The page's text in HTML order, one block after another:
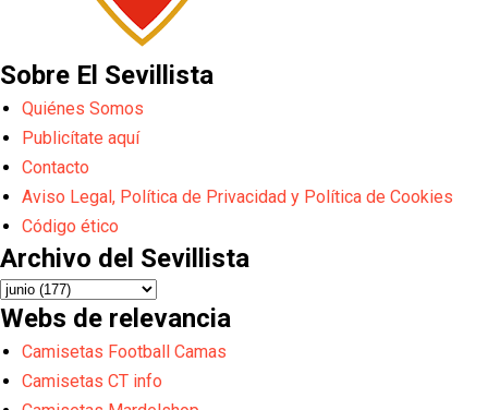
Sobre El Sevillista
Quiénes Somos
Publicítate aquí
Contacto
Aviso Legal, Política de Privacidad y Política de Cookies
Código ético
Archivo del Sevillista
Webs de relevancia
Camisetas Football Camas
Camisetas CT info